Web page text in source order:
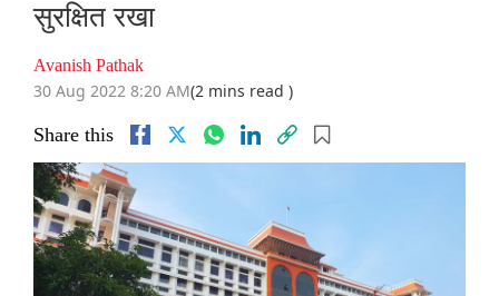
सुरक्षित रखा
Avanish Pathak
30 Aug 2022 8:20 AM(2 mins read )
Share this